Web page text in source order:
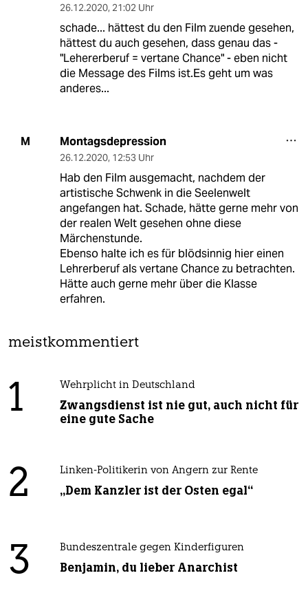
26.12.2020, 21:02 Uhr
schade... hättest du den Film zuende gesehen,
hättest du auch gesehen, dass genau das -
"Lehererberuf = vertane Chance" - eben nicht
die Message des Films ist.Es geht um was
anderes...
M Montagsdepression
26.12.2020, 12:53 Uhr
Hab den Film ausgemacht, nachdem der
artistische Schwenk in die Seelenwelt
angefangen hat. Schade, hätte gerne mehr von
der realen Welt gesehen ohne diese
Märchenstunde.
Ebenso halte ich es für blödsinnig hier einen
Lehrerberuf als vertane Chance zu betrachten.
Hätte auch gerne mehr über die Klasse
erfahren.
meistkommentiert
1 Wehrplicht in Deutschland
Zwangsdienst ist nie gut, auch nicht für
eine gute Sache
2 Linken-Politikerin von Angern zur Rente
„Dem Kanzler ist der Osten egal“
3 Bundeszentrale gegen Kinderfiguren
Benjamin, du lieber Anarchist